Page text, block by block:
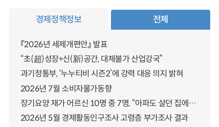
경제정책정보 전체
『2026년 세제개편안』 발표
“초(超)성장+신(新)공간, 대체불가 산업강국”
과기정통부, ‘누누티비 시즌2’에 강력 대응 의지 밝혀
2026년 7월 소비자물가동향
장기요양 재가 어르신 10명 중 7명, “아파도 살던 집에서 살겠다” 「2025년 장기요양실태조사」 결과 발표
2026년 5월 경제활동인구조사 고령층 부가조사 결과